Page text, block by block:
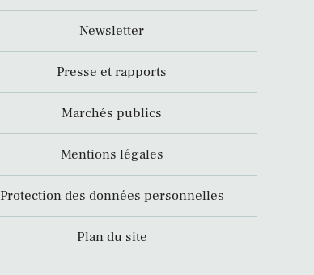
Newsletter
Presse et rapports
Marchés publics
Mentions légales
Protection des données personnelles
Plan du site